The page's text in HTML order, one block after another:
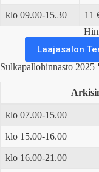
klo 09.00-15.30 11
Laajasalon
Sulkapallohinnasto 2025
klo 07.00-15.00
klo 15.00-16.00
klo 16.00-21.00